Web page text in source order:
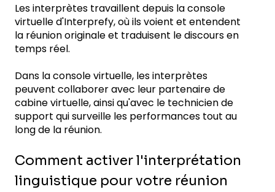
Les interprètes travaillent depuis la console
virtuelle d'Interprefy, où ils voient et entendent
la réunion originale et traduisent le discours en
temps réel.
Dans la console virtuelle, les interprètes
peuvent collaborer avec leur partenaire de
cabine virtuelle, ainsi qu'avec le technicien de
support qui surveille les performances tout au
long de la réunion.
Comment activer l'interprétation
linguistique pour votre réunion